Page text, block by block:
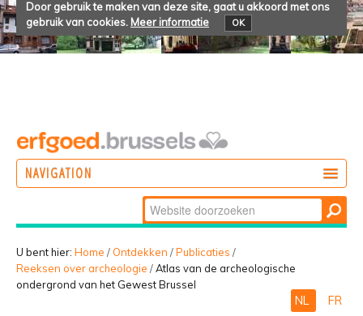
Door gebruik te maken van deze site, gaat u akkoord met ons
gebruik van cookies. Meer informatie OK
NAVIGATION
BELEVEN
Zoek
Geavanceerd
zoeken...
U bent hier: Home / Ontdekken /Publicaties /
Reeksen over archeologie /Atlas van de archeologische
ondergrond van het Gewest Brussel
NL FR